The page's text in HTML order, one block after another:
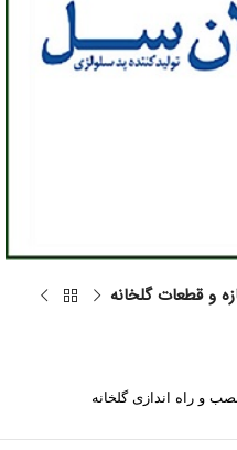
و قطعات گلخانه
و راه اندازی گلخانه